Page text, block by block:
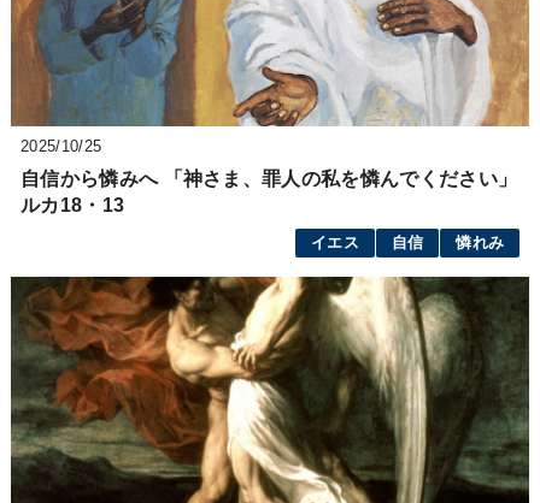
2025/10/25
自信から憐みへ 「神さま、罪人の私を憐んでください」
ルカ18・13
イエス 自信 憐れみ